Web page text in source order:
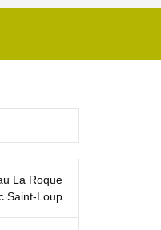
La Roque
Saint‑Loup